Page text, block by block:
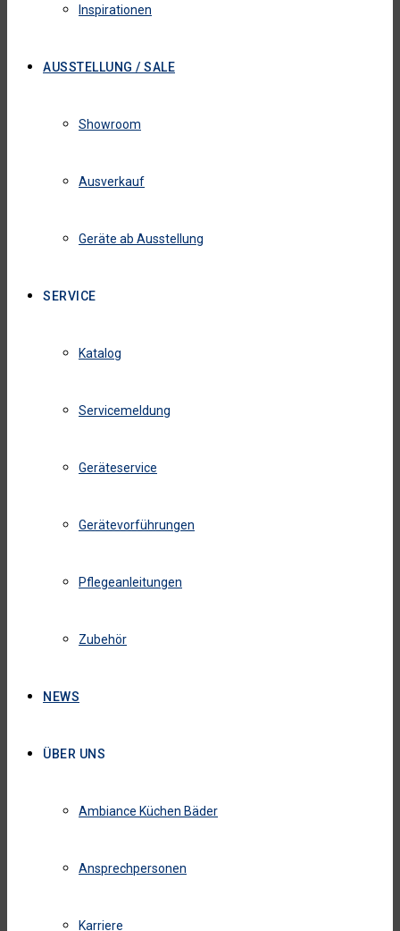
Inspirationen
AUSSTELLUNG / SALE
Showroom
Ausverkauf
Geräte ab Ausstellung
SERVICE
Katalog
Servicemeldung
Geräteservice
Gerätevorführungen
Pflegeanleitungen
Zubehör
NEWS
ÜBER UNS
Ambiance Küchen Bäder
Ansprechpersonen
Karriere